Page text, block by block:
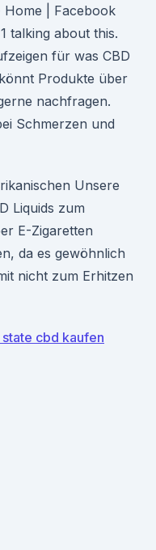
Home | Facebook
talking about this.
für was CBD
Produkte über
nachfragen.
Schmerzen und
Unsere
Liquids zum
E-Zigaretten
da es gewöhnlich
nicht zum Erhitzen
cbd kaufen